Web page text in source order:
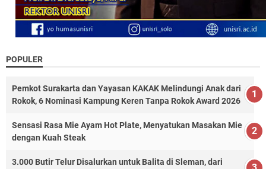
POPULER
Pemkot Surakarta dan Yayasan KAKAK Melindungi Anak dari
Rokok, 6 Nominasi Kampung Keren Tanpa Rokok Award 2026
Sensasi Rasa Mie Ayam Hot Plate, Menyatukan Masakan Mie
dengan Kuah Steak
3.000 Butir Telur Disalurkan untuk Balita di Sleman, dari